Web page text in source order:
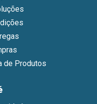
de Produtos